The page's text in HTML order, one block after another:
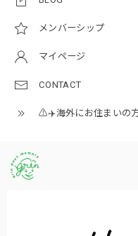
メンバーシップ
マイページ
CONTACT
⚠️✈️海外にお住まいの